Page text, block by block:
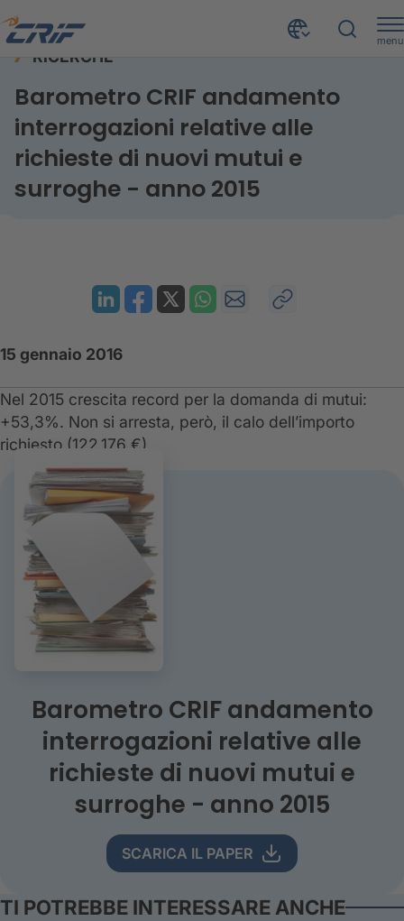
menu
Home Risorse
RICERCHE
Barometro CRIF andamento
interrogazioni relative alle
richieste di nuovi mutui e
surroghe - anno 2015
15 gennaio 2016
​Nel 2015 crescita record per la domanda di mutui:
+53,3%. Non si arresta, però, il calo dell’importo
richiesto (122.176 €)
Barometro CRIF andamento
interrogazioni relative alle
richieste di nuovi mutui e
surroghe - anno 2015
SCARICA IL PAPER
TI POTREBBE INTERESSARE ANCHE